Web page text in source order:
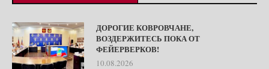
ДОРОГИЕ КОВРОВЧАНЕ,
ВОЗДЕРЖИТЕСЬ ПОКА ОТ
ФЕЙЕРВЕРКОВ!
10.08.2026